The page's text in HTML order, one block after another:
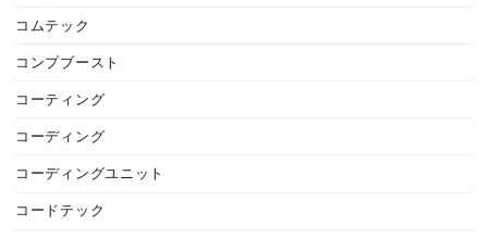
コムテック
コンプブースト
コーティング
コーディング
コーディングユニット
コードテック